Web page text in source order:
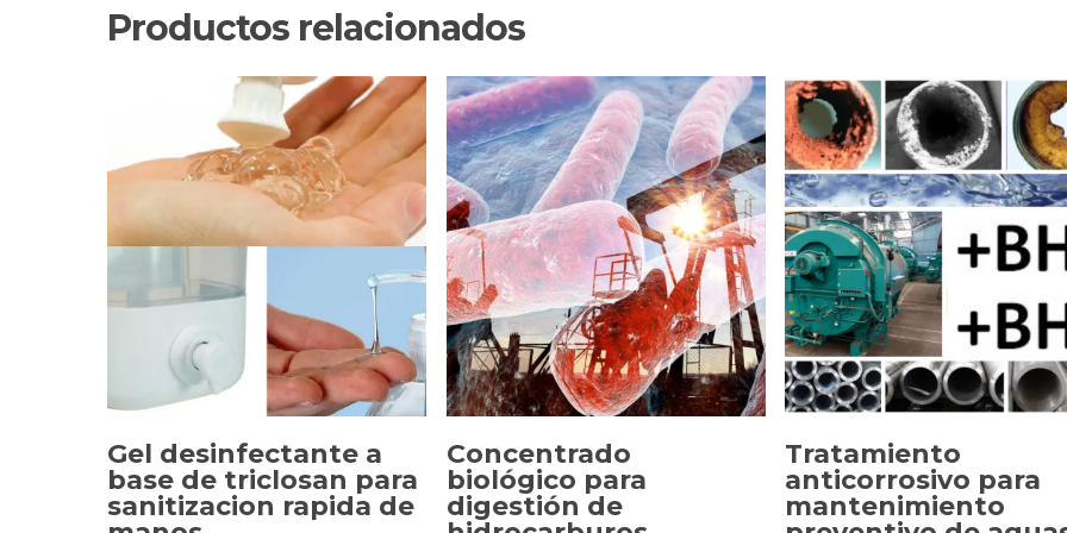
Productos relacionados
SELECCIONAR OPCIONES
Gel desinfectante a
base de triclosan para
sanitizacion rapida de
SELECCIONAR OPCIONES
Concentrado
biológico para
digestión de
SELECCIONAR OPCIONES
Tratamiento
anticorrosivo para
mantenimiento